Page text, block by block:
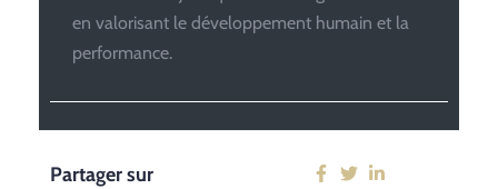
en valorisant le développement humain et la
performance.
Partager sur